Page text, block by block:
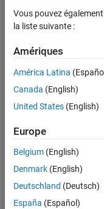
|
Actif
2015
Followers:
0
Message
Vous pouvez
la liste suivante :
Amériques
América Latina
Canada (English)
United States (English)
Europe
Belgium (English)
Denmark (English)
Deutschland (Deutsch)
España (Español)